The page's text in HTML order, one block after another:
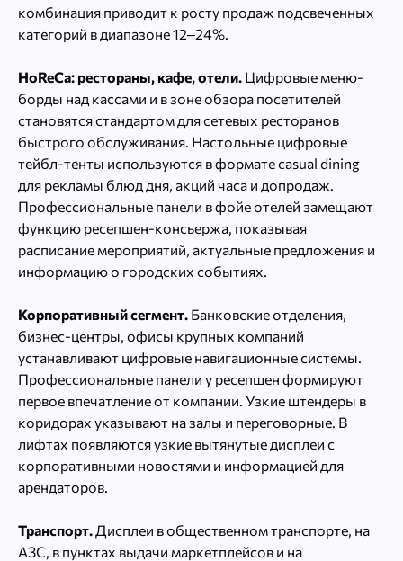
комбинация приводит к росту продаж подсвеченных
категорий в диапазоне 12–24%.
HoReCa: рестораны, кафе, отели. Цифровые меню-
борды над кассами и в зоне обзора посетителей
становятся стандартом для сетевых ресторанов
быстрого обслуживания. Настольные цифровые
тейбл-тенты используются в формате casual dining
для рекламы блюд дня, акций часа и допродаж.
Профессиональные панели в фойе отелей замещают
функцию ресепшен-консьержа, показывая
расписание мероприятий, актуальные предложения и
информацию о городских событиях.
Корпоративный сегмент. Банковские отделения,
бизнес-центры, офисы крупных компаний
устанавливают цифровые навигационные системы.
Профессиональные панели у ресепшен формируют
первое впечатление от компании. Узкие штендеры в
коридорах указывают на залы и переговорные. В
лифтах появляются узкие вытянутые дисплеи с
корпоративными новостями и информацией для
арендаторов.
Транспорт. Дисплеи в общественном транспорте, на
АЗС, в пунктах выдачи маркетплейсов и на